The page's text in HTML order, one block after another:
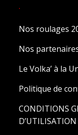
.
Nos roulages
Nos
Le Volka’ à la
Politique de
CONDITIONS
D’UTILISATION